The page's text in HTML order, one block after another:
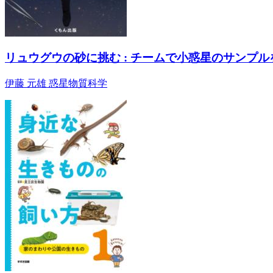
リュウグウの砂に挑む : チームで小惑星のサンプル
伊藤 元雄 惑星物質科学